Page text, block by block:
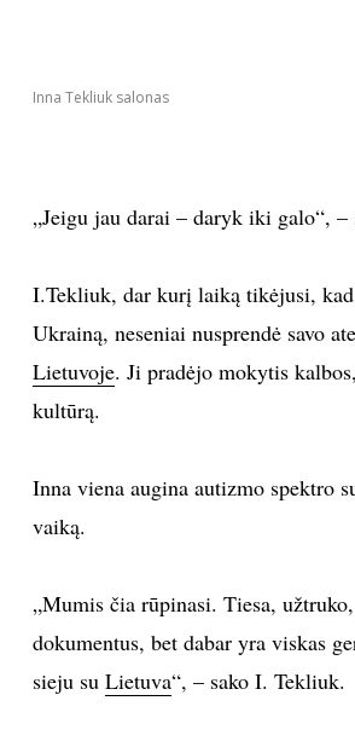
Inna Tekliuk salonas
„Jeigu jau darai – daryk iki galo“, –
I.Tekliuk, dar kurį laiką tikėjusi,
Ukrainą, neseniai nusprendė savo
Lietuvoje. Ji pradėjo mokytis
kultūrą.
Inna viena augina autizmo spektro
vaiką.
„Mumis čia rūpinasi. Tiesa,
dokumentus, bet dabar yra viskas
sieju su Lietuva“, – sako I. Tekliuk.